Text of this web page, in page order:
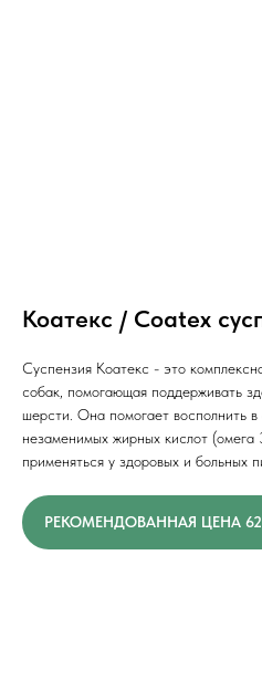
Коатекс / Coatex
Суспензия Коатекс - это
собак, помогающая поддерживать
шерсти. Она помогает восполнить в
незаменимых жирных кислот
применяться у здоровых и больных
РЕКОМЕНДОВАННАЯ ЦЕНА